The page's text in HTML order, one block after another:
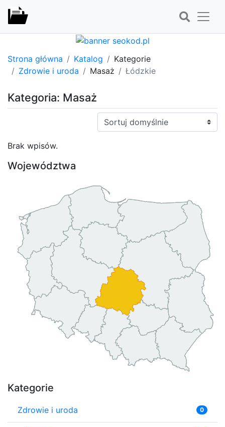
Strona główna Katalog
Kategorie
Zdrowie i uroda
Masaż Łódzkie
Kategoria: Masaż
Sortuj:
Brak wpisów.
Województwa
Kategorie
Zdrowie i uroda 0